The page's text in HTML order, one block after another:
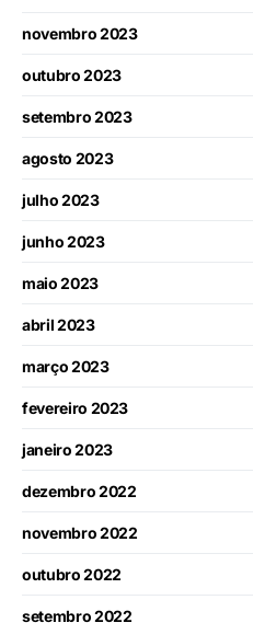
novembro 2023
outubro 2023
setembro 2023
agosto 2023
julho 2023
junho 2023
maio 2023
abril 2023
março 2023
fevereiro 2023
janeiro 2023
dezembro 2022
novembro 2022
outubro 2022
setembro 2022